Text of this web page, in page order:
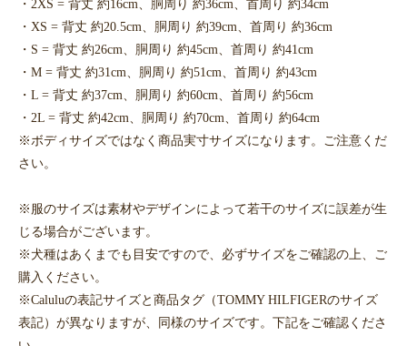
・2XS = 背丈 約16cm、胴周り 約36cm、首周り 約34cm
・XS = 背丈 約20.5cm、胴周り 約39cm、首周り 約36cm
・S = 背丈 約26cm、胴周り 約45cm、首周り 約41cm
・M = 背丈 約31cm、胴周り 約51cm、首周り 約43cm
・L = 背丈 約37cm、胴周り 約60cm、首周り 約56cm
・2L = 背丈 約42cm、胴周り 約70cm、首周り 約64cm
※ボディサイズではなく商品実寸サイズになります。ご注意くだ
さい。
※服のサイズは素材やデザインによって若干のサイズに誤差が生
じる場合がございます。
※犬種はあくまでも目安ですので、必ずサイズをご確認の上、ご
購入ください。
※Caluluの表記サイズと商品タグ（TOMMY HILFIGERのサイズ
表記）が異なりますが、同様のサイズです。下記をご確認くださ